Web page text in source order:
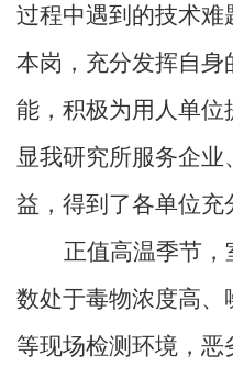
心
技
新
过程中遇到的技术难
本岗，充分发挥自
能，积极为用人单
显我研究所服务企
益 ， 得到了各单位充
正值高温季节
数处于毒物浓度高
等现场检测环境，